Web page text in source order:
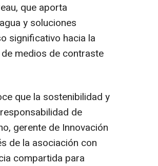
que aporta
y soluciones
significativo hacia la
medios de contraste
que la sostenibilidad y
de
, gerente de Innovación
de la asociación con
compartida para